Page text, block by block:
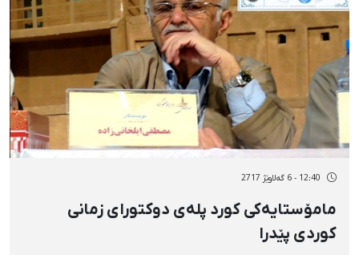
12:40 - 6 گەلاوێژ 2717
مامۆستایەکی کورد پلەی دوکتورای زمانی
کوردی پێدرا